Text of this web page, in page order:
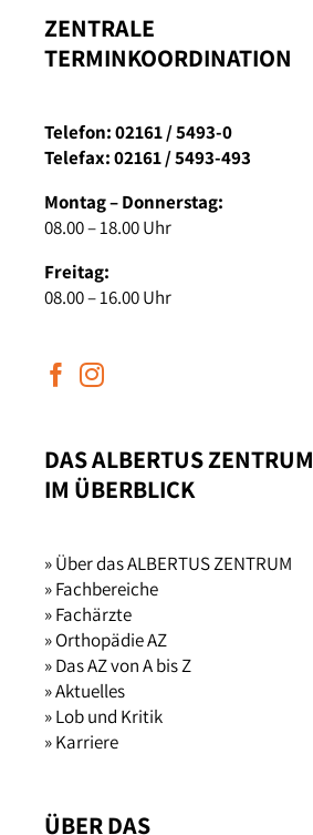
ZENTRALE
TERMINKOORDINATION
Telefon: 02161 / 5493-0
Telefax: 02161 / 5493-493
Montag – Donnerstag:
08.00 – 18.00 Uhr
Freitag:
08.00 – 16.00 Uhr
DAS ALBERTUS ZENTRUM
IM ÜBERBLICK
» Über das ALBERTUS ZENTRUM
» Fachbereiche
» Fachärzte
» Orthopädie AZ
» Das AZ von A bis Z
» Aktuelles
» Lob und Kritik
» Karriere
ÜBER DAS